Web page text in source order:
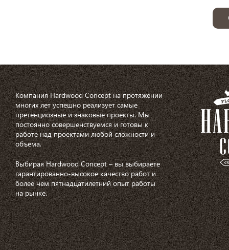
Компания Hardwood Concept на протяжении
многих лет успешно реализует самые
претенциозные и знаковые проекты. Мы
постоянно совершенствуемся и готовы к
работе над проектами любой сложности и
объема.
Выбирая Hardwood Concept – вы выбираете
гарантированно-высокое качество работ и
более чем пятнадцатилетний опыт работы
на рынке.